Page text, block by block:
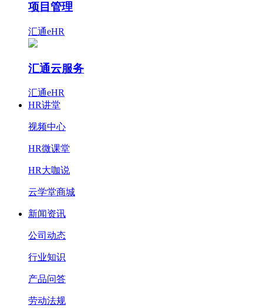
项目管理
汇通eHR
汇通云服务
汇通eHR
HR讲堂
视频中心
HR微课堂
HR大咖说
云学堂商城
新闻资讯
公司动态
行业知识
产品问答
劳动法规